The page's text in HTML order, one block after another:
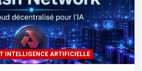
INTELLIGENCE ARTIFICIELLE